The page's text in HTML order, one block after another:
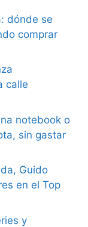
dónde se
comprar
calle
notebook o
sin gastar
Guido
en el Top
y